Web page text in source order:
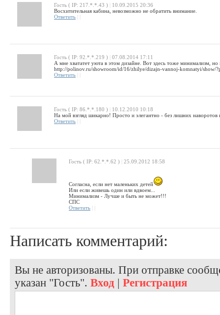
Гость ( IP: 217.*.*.43 )
10.09.2015 20:36
Восхитительная кабина, невозможно не обратить внимание.
Ответить
Гость ( IP: 92.*.*.219 )
07.08.2014 17:11
А мне хвататет уюта в этом дизайне. Вот здесь тоже минимализм, но
http://polinov.ru/showroom/id/16/zhilye/dizajn-vannoj-komnatyi/show/
Ответить
Гость ( IP: 86.*.*.180 )
10.12.2010 10:18
На мой взгляд шикарно! Просто и элегантно - без лишних наворотов
Ответить
Гость ( IP: 62.*.*.62 ) 25.09.2012 18:58
Согласна, если нет маленьких детей
Или если живешь один или вдвоем...
Минимализм - Лучше и быть не может!!!
СПС
Ответить
Написать комментарий:
Вы не авторизованы. При отправке
указан "Гость". Вход | Регистрация